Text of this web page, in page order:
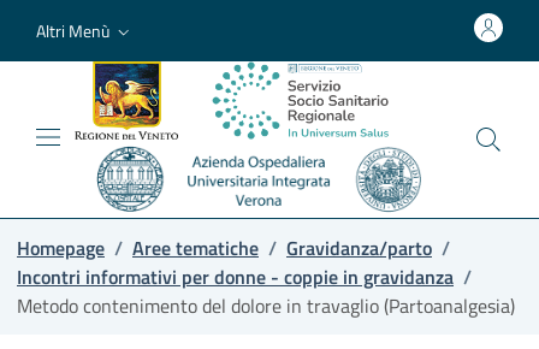
Altri Menù
Homepage / Aree tematiche / Gravidanza/parto /
Incontri informativi per donne - coppie in gravidanza /
Metodo contenimento del dolore in travaglio (Partoanalgesia)